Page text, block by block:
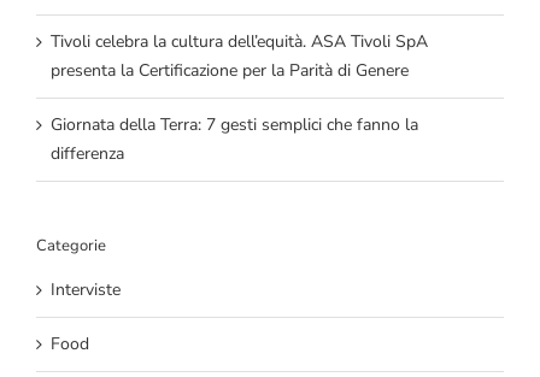
Tivoli celebra la cultura dell’equità. ASA Tivoli SpA
presenta la Certificazione per la Parità di Genere
Giornata della Terra: 7 gesti semplici che fanno la
differenza
Categorie
Interviste
Food